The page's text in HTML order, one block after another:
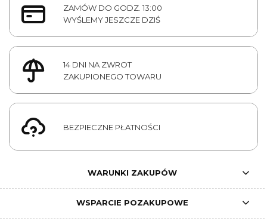
ZAMÓW DO GODZ. 13:00
WYŚLEMY JESZCZE DZIŚ
14 DNI NA ZWROT
ZAKUPIONEGO TOWARU
BEZPIECZNE PŁATNOŚCI
WARUNKI ZAKUPÓW
WSPARCIE POZAKUPOWE